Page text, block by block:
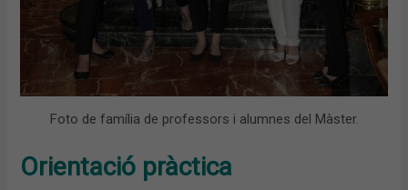
Foto de família de professors i alumnes del Màster.
Orientació pràctica